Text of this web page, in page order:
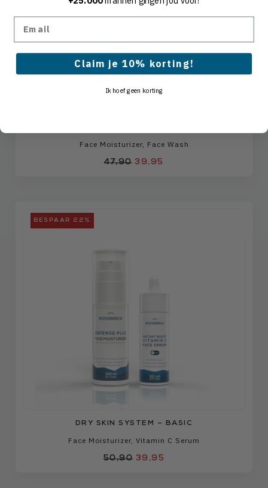
47,90 39,95
Face Moisturizer, Face Wash
BESPAAR 22%
DRY SKIN SYSTEM – BASIC
50,90 39,95
Face Moisturizer Vitamin C Serum
Email
Claim je 10% korting!
Ik hoef geen korting